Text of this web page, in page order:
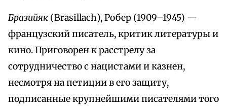
Бразийяк (Brasillach), Робер (1909–1945) —
французский писатель, критик литературы и
кино. Приговорен к расстрелу за
сотрудничество с нацистами и казнен,
несмотря на петиции в его защиту,
подписанные крупнейшими писателями того